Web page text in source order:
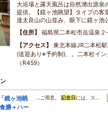
大浴場と露天風呂は自然湧出源泉
提供。【鏡ヶ池眺望】タイプの客
達太良山の山並み、眼下に鏡ヶ池
住所
福島県二本松市岳温泉２
アクセス
東北本線JR二本松
(送迎あり※予約制)、。二本松イ
（R459）
鏡ヶ池眺
膳＋ハー
…ご用意。記念日 には、ス…